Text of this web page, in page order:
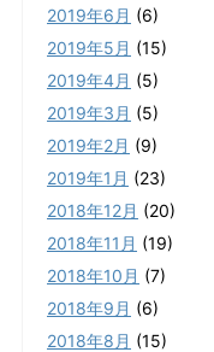
2019年6月 (6)
2019年5月 (15)
2019年4月 (5)
2019年3月 (5)
2019年2月 (9)
2019年1月 (23)
2018年12月 (20)
2018年11月 (19)
2018年10月 (7)
2018年9月 (6)
2018年8月 (15)